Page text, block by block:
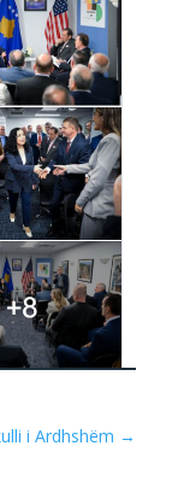
i Ardhshëm →